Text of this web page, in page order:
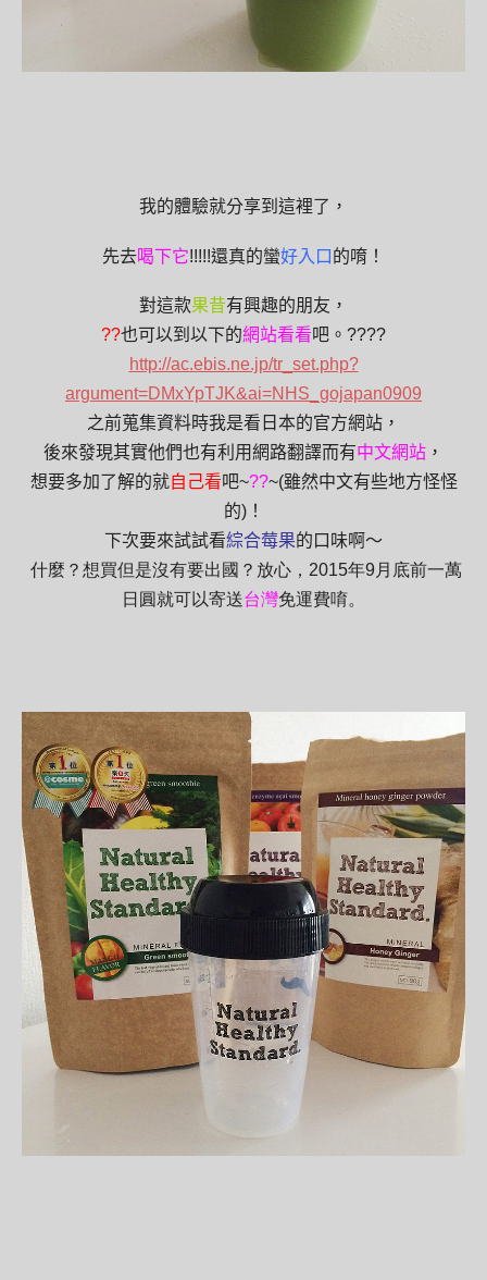
我的體驗就分享到這裡了，
先去喝下它!!!!!還真的蠻好入口 的唷！
對這款果昔有興趣的朋友，
??也可以到以下的網站看看吧。 ????
http://ac.ebis.ne.jp/tr_set.php?
argument=DMxYpTJK&ai=NHS_gojapan0909
之前蒐集資料時我是看日本的官方網站，
後來發現其實他們也有利用網路翻譯而有中文網站 ，
想要多加了解的就自己看吧~??~(雖然中文有些地方怪怪
的)！
下次要來試試看綜合莓果的口味啊～
什麼？想買但是沒有要出國？放心，2015年9月底前一萬
日圓就可以寄送台灣免運費唷。